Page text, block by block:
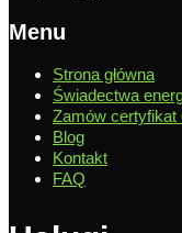
Menu
Strona główna
Świadectwa
Zamów certyfikat
Blog
Kontakt
FAQ